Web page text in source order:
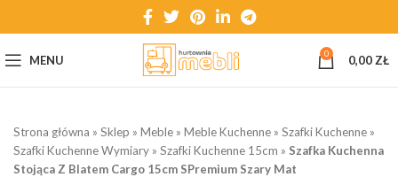
MENU 0 0,00 ZŁ
Strona główna » Sklep » Meble » Meble Kuchenne » Szafki Kuchenne »
Szafki Kuchenne Wymiary » Szafki Kuchenne 15cm » Szafka Kuchenna
Stojąca Z Blatem Cargo 15cm SPremium Szary Mat